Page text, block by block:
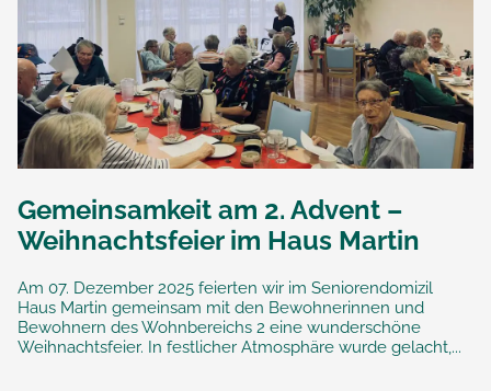
Gemeinsamkeit am 2. Advent –
Weihnachtsfeier im Haus Martin
Am 07. Dezember 2025 feierten wir im Seniorendomizil
Haus Martin gemeinsam mit den Bewohnerinnen und
Bewohnern des Wohnbereichs 2 eine wunderschöne
Weihnachtsfeier. In festlicher Atmosphäre wurde gelacht,...